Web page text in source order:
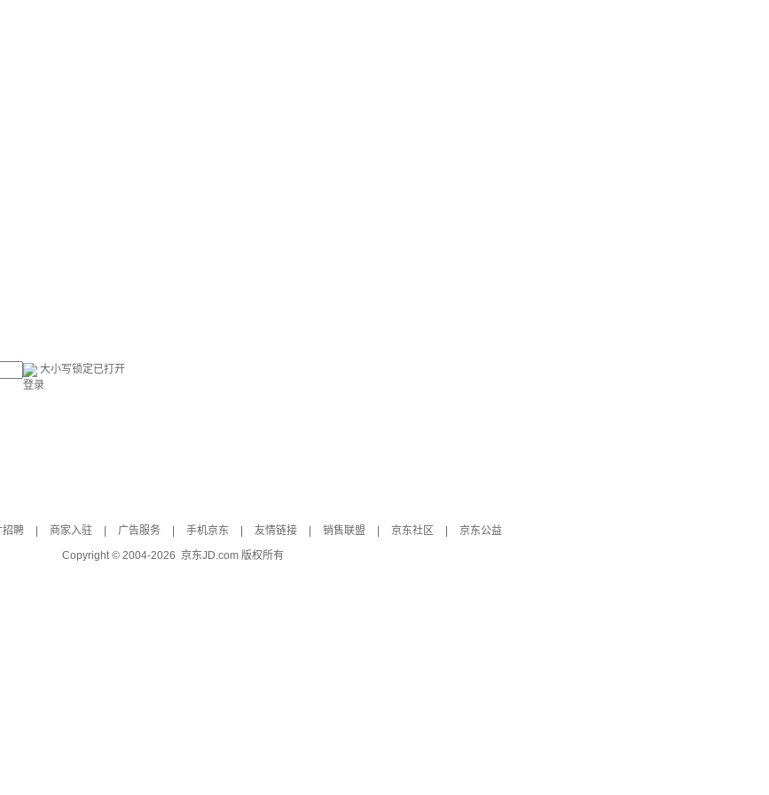
大小写锁定已打开
登录
招聘 商家入驻 广告服务 手机京东 友情链接 销售联盟 京东社区
京东公益
Copyright © 2004-2026 京东JD.com 版权所有